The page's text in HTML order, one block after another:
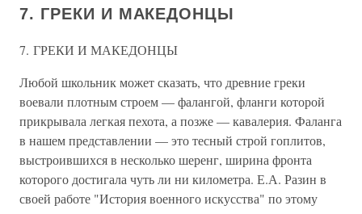
7. ГРЕКИ И МАКЕДОНЦЫ
7. ГРЕКИ И МАКЕДОНЦЫ
Любой школьник может сказать, что древние греки
воевали плотным строем — фалангой, фланги которой
прикрывала легкая пехота, а позже — кавалерия. Фаланга
в нашем представлении — это тесный строй гоплитов,
выстроившихся в несколько шеренг, ширина фронта
которого достигала чуть ли ни километра. Е.А. Разин в
своей работе "История военного искусства" по этому